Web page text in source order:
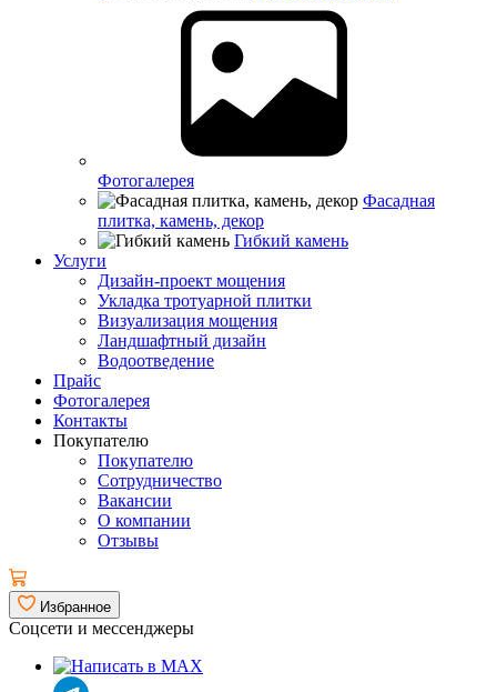
Фотогалерея
Фасадная
плитка, камень, декор
Гибкий камень
Услуги
Дизайн-проект мощения
Укладка тротуарной плитки
Визуализация мощения
Ландшафтный дизайн
Водоотведение
Прайс
Фотогалерея
Контакты
Покупателю
Покупателю
Сотрудничество
Вакансии
О компании
Отзывы
Избранное
Соцсети и мессенджеры